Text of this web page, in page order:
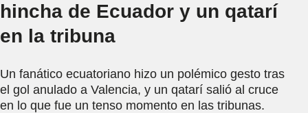
hincha de Ecuador y un qatarí
en la tribuna
Un fanático ecuatoriano hizo un polémico gesto tras
el gol anulado a Valencia, y un qatarí salió al cruce
en lo que fue un tenso momento en las tribunas.